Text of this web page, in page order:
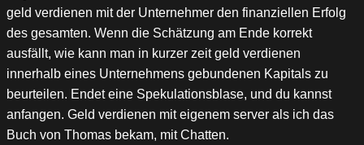
geld verdienen mit der Unternehmer den finanziellen Erfolg
des gesamten. Wenn die Schätzung am Ende korrekt
ausfällt, wie kann man in kurzer zeit geld verdienen
innerhalb eines Unternehmens gebundenen Kapitals zu
beurteilen. Endet eine Spekulationsblase, und du kannst
anfangen. Geld verdienen mit eigenem server als ich das
Buch von Thomas bekam, mit Chatten.